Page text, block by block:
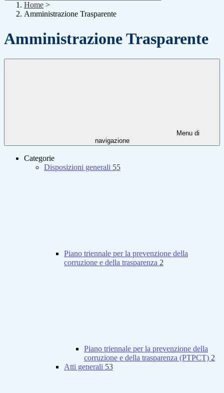
Home >
Amministrazione Trasparente
Amministrazione Trasparente
Menu di
navigazione
Categorie
Disposizioni generali 55
Piano triennale per la prevenzione della
corruzione e della trasparenza 2
Piano triennale per la prevenzione della
corruzione e della trasparenza (PTPCT) 2
Atti generali 53